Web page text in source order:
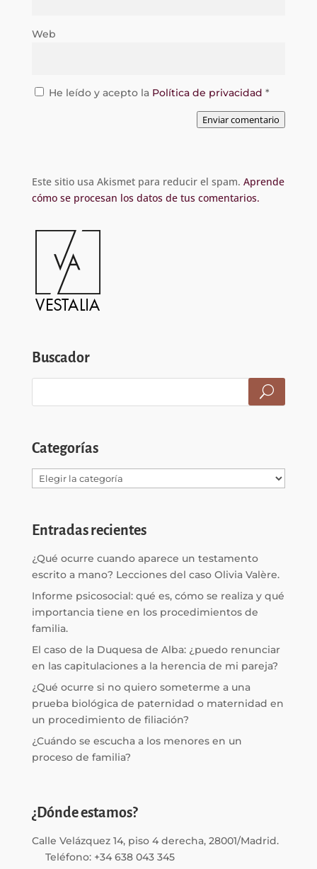
Web
He leído y acepto la Política de privacidad *
Enviar comentario
Este sitio usa Akismet para reducir el spam. Aprende
cómo se procesan los datos de tus comentarios.
Buscador
Categorías
Categorías
Entradas recientes
¿Qué ocurre cuando aparece un testamento
escrito a mano? Lecciones del caso Olivia Valère.
Informe psicosocial: qué es, cómo se realiza y qué
importancia tiene en los procedimientos de
familia.
El caso de la Duquesa de Alba: ¿puedo renunciar
en las capitulaciones a la herencia de mi pareja?
¿Qué ocurre si no quiero someterme a una
prueba biológica de paternidad o maternidad en
un procedimiento de filiación?
¿Cuándo se escucha a los menores en un
proceso de familia?
¿Dónde estamos?
Calle Velázquez 14, piso 4 derecha, 28001/Madrid.
Teléfono: +34 638 043 345